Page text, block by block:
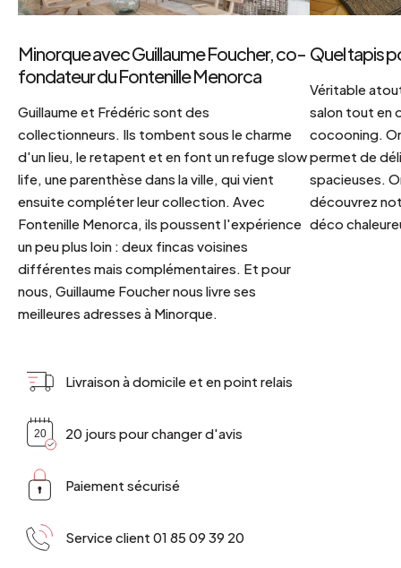
Minorque avec Guillaume Foucher, co-
fondateur du Fontenille Menorca
Guillaume et Frédéric sont des
collectionneurs. Ils tombent sous le charme
d'un lieu, le retapent et en font un refuge slow
life, une parenthèse dans la ville, qui vient
ensuite compléter leur collection. Avec
Fontenille Menorca, ils poussent l'expérience
un peu plus loin : deux fincas voisines
différentes mais complémentaires. Et pour
nous, Guillaume Foucher nous livre ses
meilleures adresses à Minorque.
Quel tapis
Véritable
salon tout en
cocooning.
permet de
spacieuses.
découvrez
déco
Livraison à domicile et en point relais
20 jours pour changer d'avis
Paiement sécurisé
Service client 01 85 09 39 20